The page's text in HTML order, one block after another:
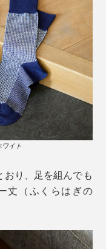
まるで、麻のよう
見えないほど、微
吸水・放湿性が高い
いと、糸が切れて、
和紙を、ファッショ
た、大福製紙（美
イト
り、足を組んでも
丈（ふくらはぎの